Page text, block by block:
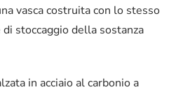
vasca costruita con lo stesso
stoccaggio della sostanza
in acciaio al carbonio a